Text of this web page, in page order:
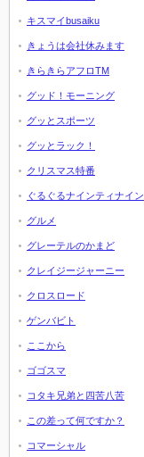
キスマイbusaiku
きょうは会社休みます
きらきらアフロTM
グッド！モーニング
グッとスポーツ
グッとラック！
クリスマス特番
ぐるぐるナインティナイン
グルメ
グレーテルのかまど
クレイジージャーニー
クロスロード
ゲンバビト
ここから
ゴゴスマ
コタキ兄弟と四苦八苦
この差って何ですか？
コマーシャル